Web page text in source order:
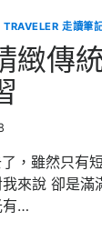
|TRAVELER 走讀筆
緻傳
，雖然只有
來說 卻是滿
有…